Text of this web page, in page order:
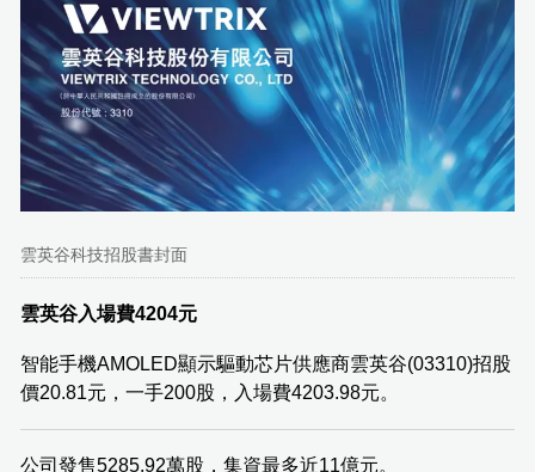
雲英谷科技招股書封面
雲英谷入場費4204元
智能手機AMOLED顯示驅動芯片供應商雲英谷(03310)招股
價20.81元，一手200股，入場費4203.98元。
公司發售5285.92萬股，集資最多近11億元。